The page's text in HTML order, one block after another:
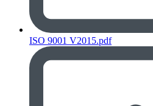
ISO 9001 V2015.pdf